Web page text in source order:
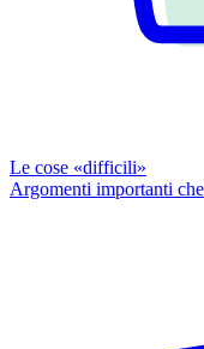
Le cose «difficili»
Argomenti importanti